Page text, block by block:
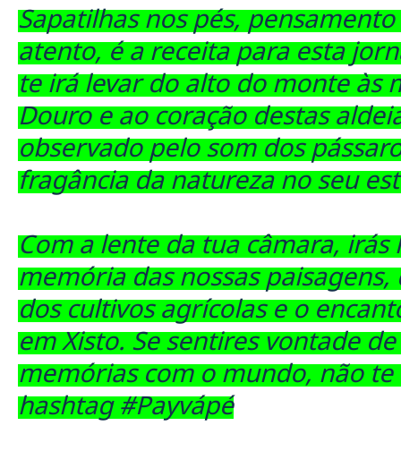
Sapatilhas nos pés,
atento, é a receita para esta
te irá levar do alto do monte às
Douro e ao coração destas
observado pelo som dos
fragância da natureza no seu
Com a lente da tua câmara, irás
memória das nossas paisagens,
dos cultivos agrícolas e o
em Xisto. Se sentires vontade
memórias com o mundo, não te
hashtag #Payvápé